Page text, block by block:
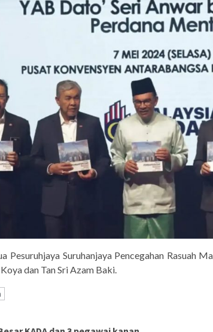
Pesuruhjaya Suruhanjaya Pencegahan Rasuah
dan Tan Sri Azam Baki.